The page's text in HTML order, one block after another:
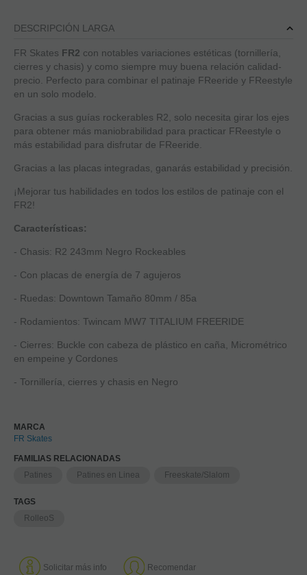
DESCRIPCIÓN LARGA
FR Skates FR2 con notables variaciones estéticas (tornillería,
cierres y chasis) y como siempre muy buena relación calidad-
precio. Perfecto para combinar el patinaje FReeride y FReestyle
en un solo modelo.
Gracias a sus guías rockerables R2, solo necesita girar los ejes
para obtener más maniobrabilidad para practicar FReestyle o
más estabilidad para disfrutar de FReeride.
Gracias a las placas integradas, ganarás estabilidad y precisión.
¡Mejorar tus habilidades en todos los estilos de patinaje con el
FR2!
Características:
- Chasis: R2 243mm Negro Rockeables
- Con placas de energía de 7 agujeros
- Ruedas: Downtown Tamaño 80mm / 85a
- Rodamientos: Twincam MW7 TITALIUM FREERIDE
- Cierres: Buckle con cabeza de plástico en caña, Micrométrico
en empeine y Cordones
- Tornillería, cierres y chasis en Negro
MARCA
FR Skates
FAMILIAS RELACIONADAS
Patines
Patines en Linea Freeskate/Slalom
TAGS
RolleoS
Solicitar más info Recomendar